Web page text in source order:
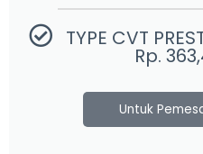
TYPE CVT
Rp.
Untuk